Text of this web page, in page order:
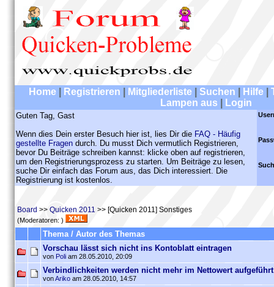
Home Registrieren Mitgliederliste Suchen Hilfe
Lampen aus
Login
Guten Tag, Gast
Wenn dies Dein erster Besuch hier ist, lies Dir die FAQ - Häufig
gestellte Fragen durch. Du musst Dich vermutlich Registrieren,
bevor Du Beiträge schreiben kannst: klicke oben auf registrieren,
um den Registrierungsprozess zu starten. Um Beiträge zu lesen,
suche Dir einfach das Forum aus, das Dich interessiert. Die
Registrierung ist kostenlos.
Board >> Quicken 2011 >> [Quicken 2011] Sonstiges
(Moderatoren: )
Thema / Autor des Themas
Vorschau lässt sich nicht ins Kontoblatt eintragen
von Poli am 28.05.2010, 20:09
Verbindlichkeiten werden nicht mehr im Nettowert aufgeführt
vonAriko am 28.05.2010, 14:57